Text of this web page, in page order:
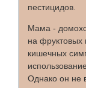
пестицидов.
Мама -
на фруктовых
кишечных
Однако он не